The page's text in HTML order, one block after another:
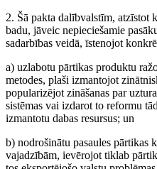
2. Šā pakta dalībvalstīm, atzīstot
badu, jāveic nepieciešamie
sadarbības veidā, īstenojot
a) uzlabotu pārtikas produktu
metodes, plaši izmantojot
popularizējot zināšanas par
sistēmas vai izdarot to reformu
izmantotu dabas resursus; un
b) nodrošinātu pasaules pārtikas
vajadzībām, ievērojot tiklab